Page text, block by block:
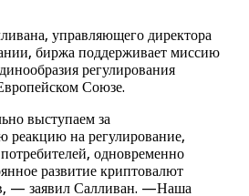
управляющего директора
биржа поддерживает миссию
регулирования
Союзе.
выступаем за
реакцию на регулирование,
одновременно
развитие криптовалют
— заявил Салливан. —Наша